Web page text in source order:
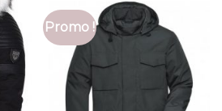
Promo !